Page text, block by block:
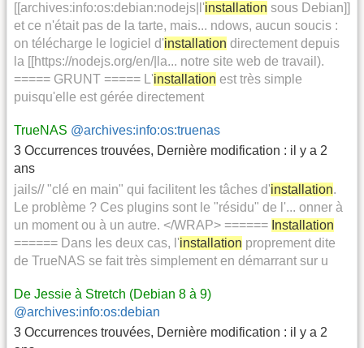
[[archives:info:os:debian:nodejs|l'installation sous Debian]]
et ce n'était pas de la tarte, mais... ndows, aucun soucis :
on télécharge le logiciel d'installation directement depuis
la [[https://nodejs.org/en/|la... notre site web de travail).
===== GRUNT ===== L'installation est très simple
puisqu'elle est gérée directement
TrueNAS @archives:info:os:truenas
3 Occurrences trouvées, Dernière modification : il y a 2
ans
jails// "clé en main" qui facilitent les tâches d'installation.
Le problème ? Ces plugins sont le "résidu" de l'... onner à
un moment ou à un autre. </WRAP> ====== Installation
====== Dans les deux cas, l'installation proprement dite
de TrueNAS se fait très simplement en démarrant sur u
De Jessie à Stretch (Debian 8 à 9)
@archives:info:os:debian
3 Occurrences trouvées, Dernière modification : il y a 2